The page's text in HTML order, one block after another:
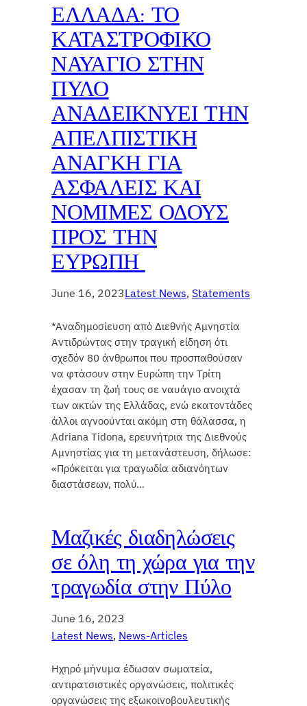
ΕΛΛΑΔΑ: ΤΟ
ΚΑΤΑΣΤΡΟΦΙΚΟ
ΝΑΥΑΓΙΟ ΣΤΗΝ
ΠΥΛΟ
ΑΝΑΔΕΙΚΝΥΕΙ ΤΗΝ
ΑΠΕΛΠΙΣΤΙΚΗ
ΑΝΑΓΚΗ ΓΙΑ
ΑΣΦΑΛΕΙΣ ΚΑΙ
ΝΟΜΙΜΕΣ ΟΔΟΥΣ
ΠΡΟΣ ΤΗΝ
ΕΥΡΩΠΗ
June 16, 2023Latest News, Statements
*Αναδημοσίευση από Διεθνής Αμνηστία
Αντιδρώντας στην τραγική είδηση ότι
σχεδόν 80 άνθρωποι που προσπαθούσαν
να φτάσουν στην Ευρώπη την Τρίτη
έχασαν τη ζωή τους σε ναυάγιο ανοιχτά
των ακτών της Ελλάδας, ενώ εκατοντάδες
άλλοι αγνοούνται ακόμη στη θάλασσα, η
Adriana Tidona, ερευνήτρια της Διεθνούς
Αμνηστίας για τη μετανάστευση, δήλωσε:
«Πρόκειται για τραγωδία αδιανόητων
διαστάσεων, πολύ…
Μαζικές διαδηλώσεις
σε όλη τη χώρα για την
τραγωδία στην Πύλο
June 16, 2023
Latest News, News-Articles
Ηχηρό μήνυμα έδωσαν σωματεία,
αντιρατσιστικές οργανώσεις, πολιτικές
οργανώσεις της εξωκοινοβουλευτικής